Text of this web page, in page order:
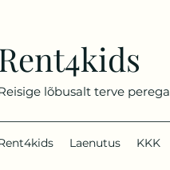
lõbusalt terve perega
Laenutus KKK